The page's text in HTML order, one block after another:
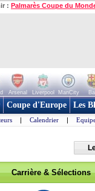
: Palmarès Coupe du
Arsenal Liverpool ManCity
Coupe d'Europe Les
| Calendrier |
Carrière & Sélections